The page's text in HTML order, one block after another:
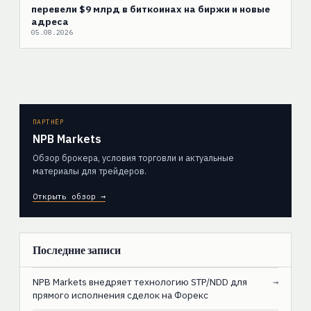
перевели $9 млрд в биткоинах на биржи и новые
адреса
05.08.2026
ПАРТНЁР
NPB Markets
Обзор брокера, условия торговли и актуальные
материалы для трейдеров.
Открыть обзор →
Последние записи
NPB Markets внедряет технологию STP/NDD для
прямого исполнения сделок на Форекс
→